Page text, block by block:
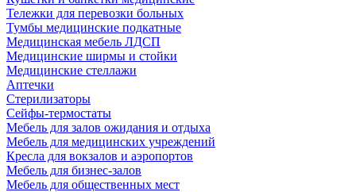
Тележки для перевозки больных
Тумбы медицинские подкатные
Медицинская мебель ЛДСП
Медицинские ширмы и стойки
Медицинские стеллажи
Аптечки
Стерилизаторы
Сейфы-термостаты
Мебель для залов ожидания и отдыха
Мебель для медицинских учреждений
Кресла для вокзалов и аэропортов
Мебель для бизнес-залов
Мебель для общественных мест